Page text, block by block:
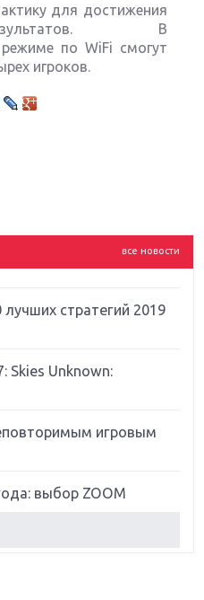
для достижения
В
по WiFi смогут
игроков.
все новости
Microsoft и
стратегий 2019
Skies Unknown:
игровым
выбор ZOOM